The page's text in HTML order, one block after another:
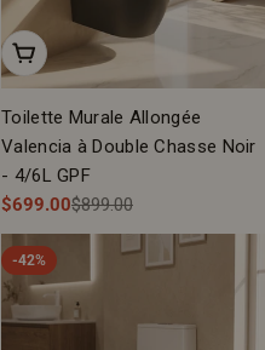
Ajouter Au Panier
Toilette Murale Allongée
Valencia à Double Chasse Noir
- 4/6L GPF
Prix
de
vente
$699.00
Prix
régulier
$899.00
-42%